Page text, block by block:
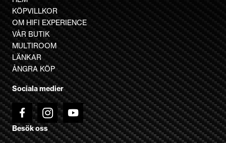
varianter.
De
olika
alternativen
kan
väljas
på
produktsidan
KÖPVILLKOR
OM HIFI EXPERIENCE
VÅR BUTIK
MULTIROOM
LÄNKAR
ÅNGRA KÖP
Sociala medier
Besök oss